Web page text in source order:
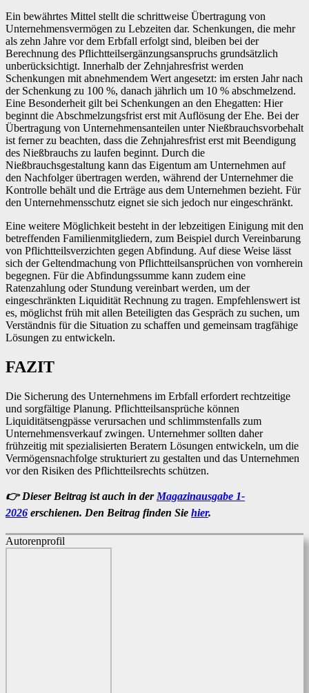
Ein bewährtes Mittel stellt die schrittweise Übertragung von
Unternehmensvermögen zu Lebzeiten dar. Schenkungen, die mehr
als zehn Jahre vor dem Erbfall erfolgt sind, bleiben bei der
Berechnung des Pflichtteilsergänzungsanspruchs grundsätzlich
unberücksichtigt. Innerhalb der Zehnjahresfrist werden
Schenkungen mit abnehmendem Wert angesetzt: im ersten Jahr nach
der Schenkung zu 100 %, danach jährlich um 10 % abschmelzend.
Eine Besonderheit gilt bei Schenkungen an den Ehegatten: Hier
beginnt die Abschmelzungsfrist erst mit Auflösung der Ehe. Bei der
Übertragung von Unternehmensanteilen unter Nießbrauchsvorbehalt
ist ferner zu beachten, dass die Zehnjahresfrist erst mit Beendigung
des Nießbrauchs zu laufen beginnt. Durch die
Nießbrauchsgestaltung kann das Eigentum am Unternehmen auf
den Nachfolger übertragen werden, während der Unternehmer die
Kontrolle behält und die Erträge aus dem Unternehmen bezieht. Für
den Unternehmensschutz eignet sie sich jedoch nur eingeschränkt.
Eine weitere Möglichkeit besteht in der lebzeitigen Einigung mit den
betreffenden Familienmitgliedern, zum Beispiel durch Vereinbarung
von Pflichtteilsverzichten gegen Abfindung. Auf diese Weise lässt
sich der Geltendmachung von Pflichtteilsansprüchen von vornherein
begegnen. Für die Abfindungssumme kann zudem eine
Ratenzahlung oder Stundung vereinbart werden, um der
eingeschränkten Liquidität Rechnung zu tragen. Empfehlenswert ist
es, möglichst früh mit allen Beteiligten das Gespräch zu suchen, um
Verständnis für die Situation zu schaffen und gemeinsam tragfähige
Lösungen zu entwickeln.
FAZIT
Die Sicherung des Unternehmens im Erbfall erfordert rechtzeitige
und sorgfältige Planung. Pflichtteilsansprüche können
Liquiditätsengpässe verursachen und schlimmstenfalls zum
Unternehmensverkauf zwingen. Unternehmer sollten daher
frühzeitig mit spezialisierten Beratern Lösungen entwickeln, um die
Vermögensnachfolge strukturiert zu gestalten und das Unternehmen
vor den Risiken des Pflichtteilsrechts schützen.
👉 Dieser Beitrag ist auch in der Magazinausgabe 1-
2026 erschienen. Den Beitrag finden Sie hier.
Autorenprofil